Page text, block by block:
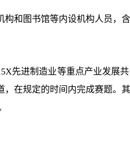
构和图书馆等内设机构人员，
先进制造业等重点产业发展
在规定的时间内完成赛题。